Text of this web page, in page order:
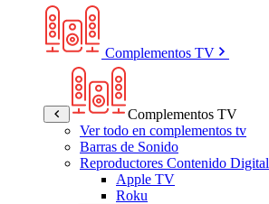
Complementos TV
Complementos TV
Ver todo en complementos tv
Barras de Sonido
Reproductores Contenido Digital
Apple TV
Roku